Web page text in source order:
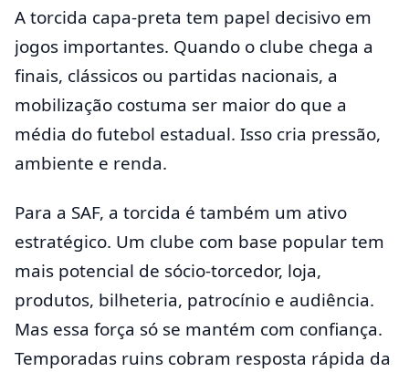
A torcida capa-preta tem papel decisivo em
jogos importantes. Quando o clube chega a
finais, clássicos ou partidas nacionais, a
mobilização costuma ser maior do que a
média do futebol estadual. Isso cria pressão,
ambiente e renda.
Para a SAF, a torcida é também um ativo
estratégico. Um clube com base popular tem
mais potencial de sócio-torcedor, loja,
produtos, bilheteria, patrocínio e audiência.
Mas essa força só se mantém com confiança.
Temporadas ruins cobram resposta rápida da